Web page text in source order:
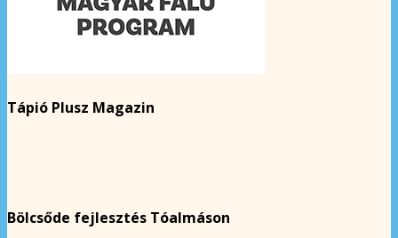
Tápió Plusz Magazin
Bölcsőde fejlesztés Tóalmáson